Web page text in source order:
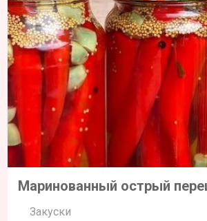
Маринованный острый
Закуски